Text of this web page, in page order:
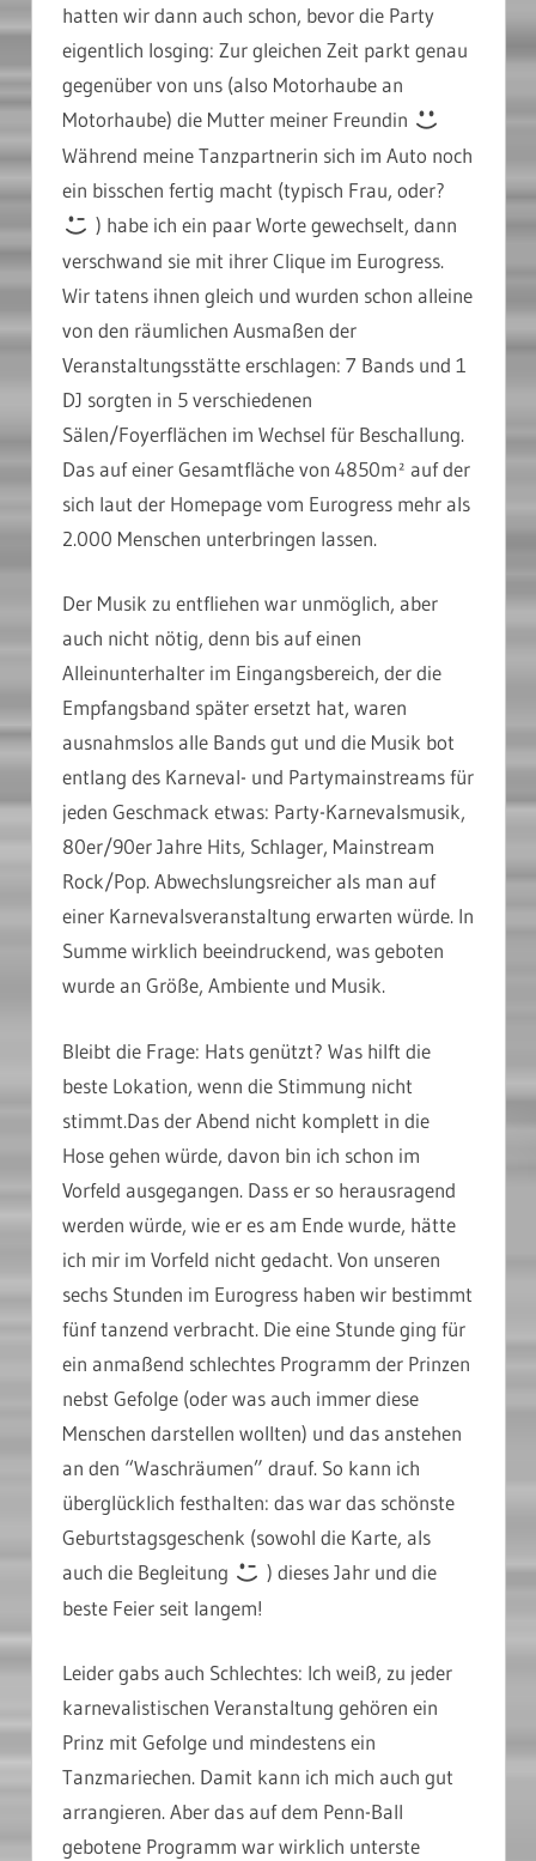
hatten wir dann auch schon, bevor die Party
eigentlich losging: Zur gleichen Zeit parkt genau
gegenüber von uns (also Motorhaube an
Motorhaube) die Mutter meiner Freundin
Während meine Tanzpartnerin sich im Auto noch
ein bisschen fertig macht (typisch Frau, oder?
) habe ich ein paar Worte gewechselt, dann
verschwand sie mit ihrer Clique im Eurogress.
Wir tatens ihnen gleich und wurden schon alleine
von den räumlichen Ausmaßen der
Veranstaltungsstätte erschlagen: 7 Bands und 1
DJ sorgten in 5 verschiedenen
Sälen/Foyerflächen im Wechsel für Beschallung.
Das auf einer Gesamtfläche von 4850m² auf der
sich laut der Homepage vom Eurogress mehr als
2.000 Menschen unterbringen lassen.
Der Musik zu entfliehen war unmöglich, aber
auch nicht nötig, denn bis auf einen
Alleinunterhalter im Eingangsbereich, der die
Empfangsband später ersetzt hat, waren
ausnahmslos alle Bands gut und die Musik bot
entlang des Karneval- und Partymainstreams für
jeden Geschmack etwas: Party-Karnevalsmusik,
80er/90er Jahre Hits, Schlager, Mainstream
Rock/Pop. Abwechslungsreicher als man auf
einer Karnevalsveranstaltung erwarten würde. In
Summe wirklich beeindruckend, was geboten
wurde an Größe, Ambiente und Musik.
Bleibt die Frage: Hats genützt? Was hilft die
beste Lokation, wenn die Stimmung nicht
stimmt.Das der Abend nicht komplett in die
Hose gehen würde, davon bin ich schon im
Vorfeld ausgegangen. Dass er so herausragend
werden würde, wie er es am Ende wurde, hätte
ich mir im Vorfeld nicht gedacht. Von unseren
sechs Stunden im Eurogress haben wir bestimmt
fünf tanzend verbracht. Die eine Stunde ging für
ein anmaßend schlechtes Programm der Prinzen
nebst Gefolge (oder was auch immer diese
Menschen darstellen wollten) und das anstehen
an den “Waschräumen” drauf. So kann ich
überglücklich festhalten: das war das schönste
Geburtstagsgeschenk (sowohl die Karte, als
auch die Begleitung
) dieses Jahr und die
beste Feier seit langem!
Leider gabs auch Schlechtes: Ich weiß, zu jeder
karnevalistischen Veranstaltung gehören ein
Prinz mit Gefolge und mindestens ein
Tanzmariechen. Damit kann ich mich auch gut
arrangieren. Aber das auf dem Penn-Ball
gebotene Programm war wirklich unterste